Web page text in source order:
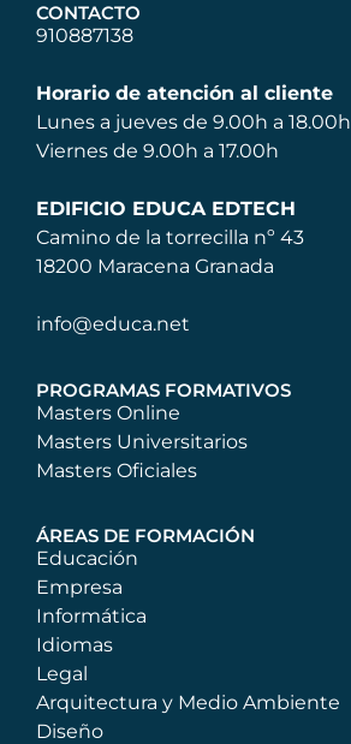
CONTACTO
910887138
Horario de atención al cliente
Lunes a jueves de 9.00h a 18.00h
Viernes de 9.00h a 17.00h
EDIFICIO EDUCA EDTECH
Camino de la torrecilla nº 43
18200 Maracena Granada
info@educa.net
PROGRAMAS FORMATIVOS
Masters Online
Masters Universitarios
Masters Oficiales
ÁREAS DE FORMACIÓN
Educación
Empresa
Informática
Idiomas
Legal
Arquitectura y Medio Ambiente
Diseño